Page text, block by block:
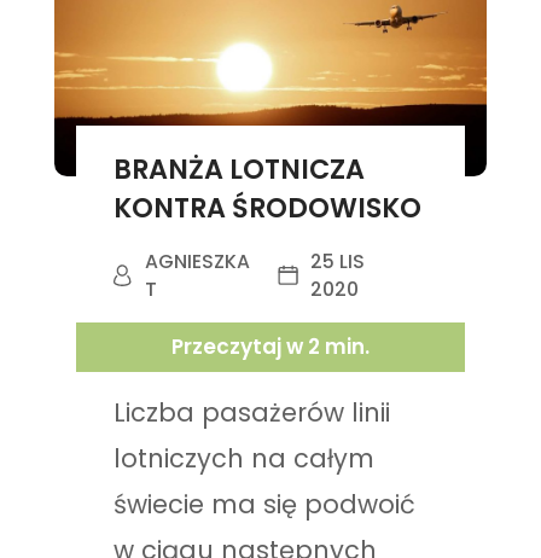
BRANŻA LOTNICZA
KONTRA ŚRODOWISKO
AGNIESZKA
T
25 LIS
2020
Przeczytaj w 2 min.
Liczba pasażerów linii
lotniczych na całym
świecie ma się podwoić
w ciągu następnych